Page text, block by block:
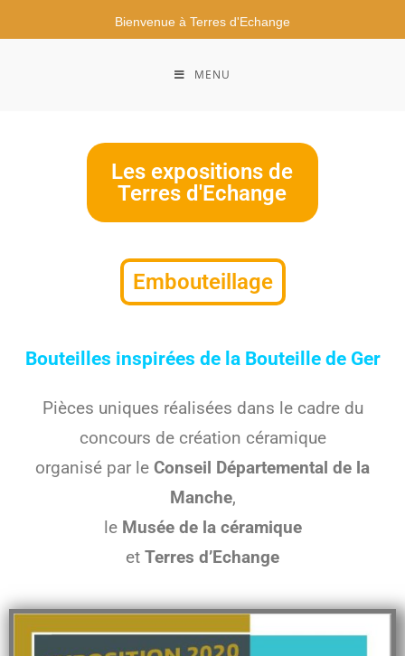
Bienvenue à Terres d'Echange
MENU
Les expositions de
Terres d'Echange
Embouteillage
Bouteilles inspirées de la Bouteille de Ger
Pièces uniques réalisées dans le cadre du
concours de création céramique
organisé par le Conseil Départemental de la
Manche,
le Musée de la céramique
et Terres d’Echange